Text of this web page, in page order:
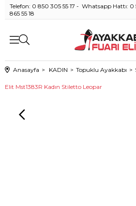
Telefon: 0 850 305 55 17 - Whatsapp Hattı: 0
865 55 18
Anasayfa KADIN Topuklu Ayakkabı
Elit Mst1383R Kadın Stiletto Leopar